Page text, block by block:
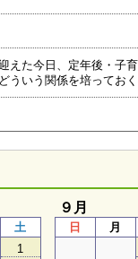
えた今日、定年後・子
ういう関係を培ってお
土
1
９月
日 月